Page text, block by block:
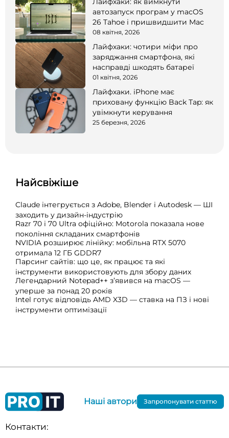
автозапуск програм у macOS
26 Tahoe і пришвидшити Mac
08 квітня, 2026
Лайфхаки: чотири міфи про
заряджання смартфона, які
насправді шкодять батареї
01 квітня, 2026
Лайфхаки. iPhone має
приховану функцію Back Tap: як
увімкнути керування
25 березня, 2026
Найсвіжіше
Claude інтегрується з Adobe, Blender і Autodesk — ШІ
заходить у дизайн-індустрію
Razr 70 і 70 Ultra офіційно: Motorola показала нове
покоління складаних смартфонів
NVIDIA розширює лінійку: мобільна RTX 5070
отримала 12 ГБ GDDR7
Парсинг сайтів: що це, як працює та які
інструменти використовують для збору даних
Легендарний Notepad++ з’явився на macOS —
уперше за понад 20 років
Intel готує відповідь AMD X3D — ставка на ПЗ і нові
інструменти оптимізації
Контакти:
Наші автори Запропонувати статтю